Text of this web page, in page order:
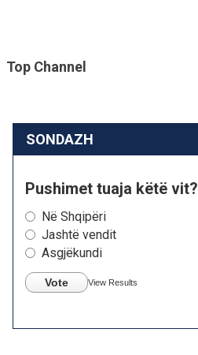
Top Channel
SONDAZH
Pushimet tuaja këtë vit?
Në Shqipëri
Jashtë vendit
Asgjëkundi
Vote View Results